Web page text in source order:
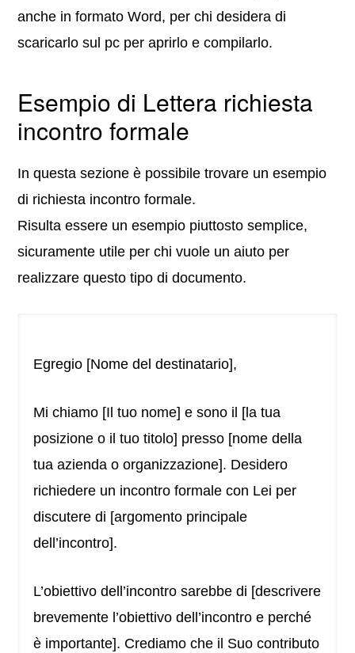
anche in formato Word, per chi desidera di
scaricarlo sul pc per aprirlo e compilarlo.
Esempio di Lettera richiesta
incontro formale
In questa sezione è possibile trovare un esempio
di richiesta incontro formale.
Risulta essere un esempio piuttosto semplice,
sicuramente utile per chi vuole un aiuto per
realizzare questo tipo di documento.
Egregio [Nome del destinatario],
Mi chiamo [Il tuo nome] e sono il [la tua
posizione o il tuo titolo] presso [nome della
tua azienda o organizzazione]. Desidero
richiedere un incontro formale con Lei per
discutere di [argomento principale
dell’incontro].
L’obiettivo dell’incontro sarebbe di [descrivere
brevemente l’obiettivo dell’incontro e perché
è importante]. Crediamo che il Suo contributo